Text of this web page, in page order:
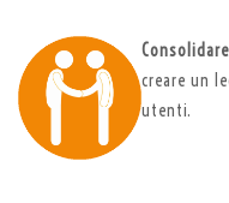
creare un
utenti.